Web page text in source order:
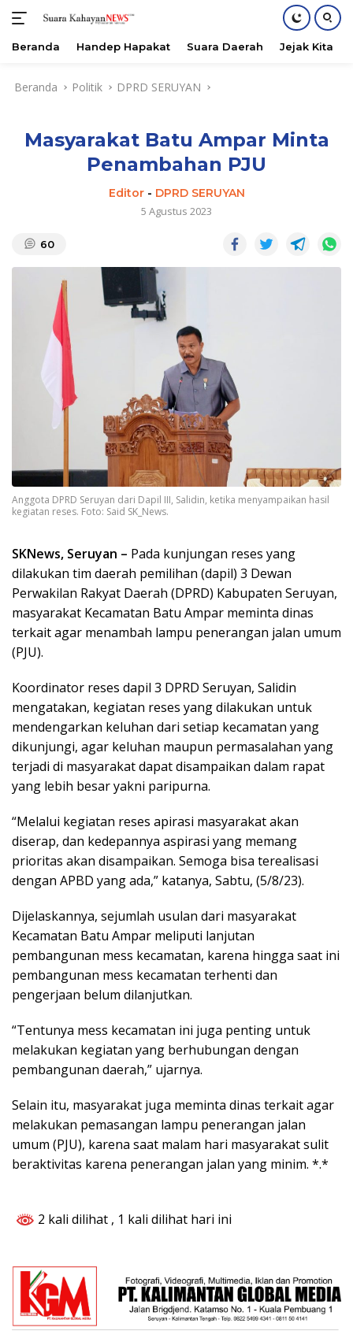
Beranda Handep Hapakat Suara Daerah Jejak Kita
Beranda Politik DPRD SERUYAN
Masyarakat Batu Ampar Minta
Penambahan PJU
Editor- DPRD SERUYAN
5 Agustus 2023
60
Anggota DPRD Seruyan dari Dapil III, Salidin, ketika menyampaikan hasil
kegiatan reses. Foto: Said SK_News.
SKNews, Seruyan – Pada kunjungan reses yang
dilakukan tim daerah pemilihan (dapil) 3 Dewan
Perwakilan Rakyat Daerah (DPRD) Kabupaten Seruyan,
masyarakat Kecamatan Batu Ampar meminta dinas
terkait agar menambah lampu penerangan jalan umum
(PJU).
Koordinator reses dapil 3 DPRD Seruyan, Salidin
mengatakan, kegiatan reses yang dilakukan untuk
mendengarkan keluhan dari setiap kecamatan yang
dikunjungi, agar keluhan maupun permasalahan yang
terjadi di masyarakat dapat disampaikan dalam rapat
yang lebih besar yakni paripurna.
“Melalui kegiatan reses apirasi masyarakat akan
diserap, dan kedepannya aspirasi yang memang
prioritas akan disampaikan. Semoga bisa terealisasi
dengan APBD yang ada,” katanya, Sabtu, (5/8/23).
Dijelaskannya, sejumlah usulan dari masyarakat
Kecamatan Batu Ampar meliputi lanjutan
pembangunan mess kecamatan, karena hingga saat ini
pembangunan mess kecamatan terhenti dan
pengerjaan belum dilanjutkan.
“Tentunya mess kecamatan ini juga penting untuk
melakukan kegiatan yang berhubungan dengan
pembangunan daerah,” ujarnya.
Selain itu, masyarakat juga meminta dinas terkait agar
melakukan pemasangan lampu penerangan jalan
umum (PJU), karena saat malam hari masyarakat sulit
beraktivitas karena penerangan jalan yang minim. *.*
2 kali dilihat , 1 kali dilihat hari ini